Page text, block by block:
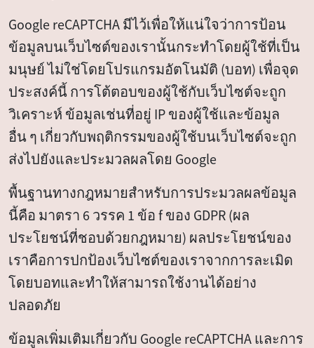
Google reCAPTCHA มีไว้เพื่อให้แน่ใจว่าการป้อน
ข้อมูลบนเว็บไซต์ของเรานั้นกระทำโดยผู้ใช้ที่เป็น
มนุษย์ ไม่ใช่โดยโปรแกรมอัตโนมัติ (บอท) เพื่อจุด
ประสงค์นี้ การโต้ตอบของผู้ใช้กับเว็บไซต์จะถูก
วิเคราะห์ ข้อมูลเช่นที่อยู่ IP ของผู้ใช้และข้อมูล
อื่น ๆ เกี่ยวกับพฤติกรรมของผู้ใช้บนเว็บไซต์จะถูก
ส่งไปยังและประมวลผลโดย Google
พื้นฐานทางกฎหมายสำหรับการประมวลผลข้อมูล
นี้คือ มาตรา 6 วรรค 1 ข้อ f ของ GDPR (ผล
ประโยชน์ที่ชอบด้วยกฎหมาย) ผลประโยชน์ของ
เราคือการปกป้องเว็บไซต์ของเราจากการละเมิด
โดยบอทและทำให้สามารถใช้งานได้อย่าง
ปลอดภัย
ข้อมูลเพิ่มเติมเกี่ยวกับ Google reCAPTCHA และการ